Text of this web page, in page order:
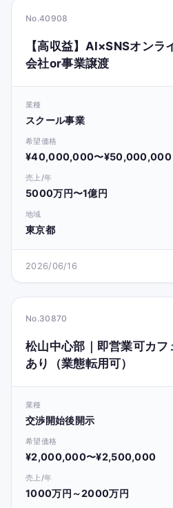
No.40908
【高収益】AI×SNSオンラ
会社or事業譲渡
業種
スクール事業
希望価格
¥40,000,000〜¥50,000,000
売上/年
5000万円〜1億円
地域
東京都
2026/06/16
No.30870
松山中心部｜即営業可カ
あり（業態転用可）
業種
交渉開始後開示
希望価格
¥2,000,000〜¥2,500,000
売上/年
1000万円～2000万円